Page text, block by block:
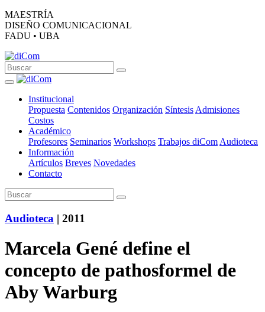
MAESTRÍA
DISEÑO COMUNICACIONAL
FADU • UBA
Institucional
Propuesta Contenidos Organización Síntesis Admisiones
Costos
Académico
Profesores Seminarios Workshops Trabajos diCom Audioteca
Información
Artículos Breves Novedades
Contacto
Audioteca | 2011
Marcela Gené define el
concepto de pathosformel de
Aby Warburg